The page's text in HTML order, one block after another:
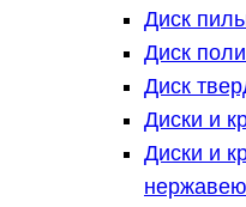
Диск
Диск
Диск
Диски и
Диски и